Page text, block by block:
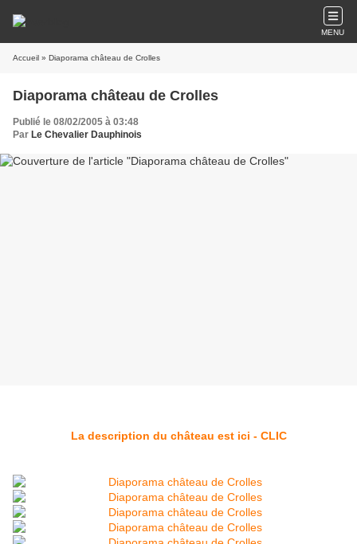
MENU
Accueil » Diaporama château de Crolles
Diaporama château de Crolles
Publié le 08/02/2005 à 03:48
Par Le Chevalier Dauphinois
La description du château est ici - CLIC